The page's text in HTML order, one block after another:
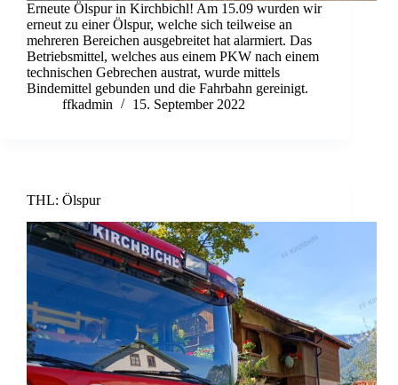
Erneute Ölspur in Kirchbichl! Am 15.09 wurden wir
erneut zu einer Ölspur, welche sich teilweise an
mehreren Bereichen ausgebreitet hat alarmiert. Das
Betriebsmittel, welches aus einem PKW nach einem
technischen Gebrechen austrat, wurde mittels
Bindemittel gebunden und die Fahrbahn gereinigt.
ffkadmin
15. September 2022
THL: Ölspur